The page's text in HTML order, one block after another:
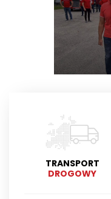
TRANSPORT
DROGOWY